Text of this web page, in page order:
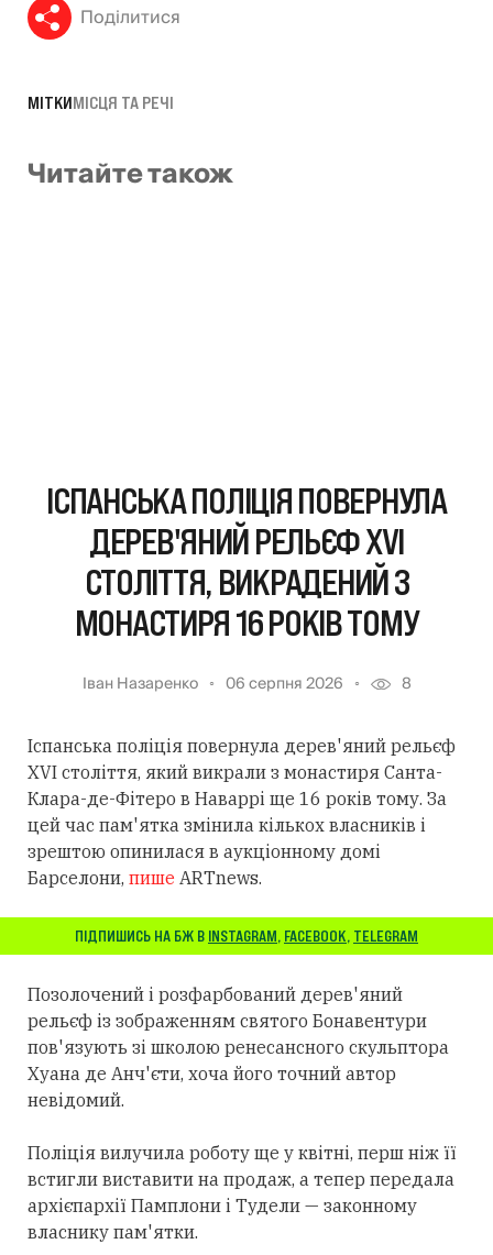
Поділитися
МІТКИМІСЦЯ ТА РЕЧІ
Читайте також
ІСПАНСЬКА ПОЛІЦІЯ ПОВЕРНУЛА
ДЕРЕВ'ЯНИЙ РЕЛЬЄФ XVI
СТОЛІТТЯ, ВИКРАДЕНИЙ З
МОНАСТИРЯ 16 РОКІВ ТОМУ
Іван Назаренко 06 серпня 2026 8
Іспанська поліція повернула дерев'яний рельєф
XVI століття, який викрали з монастиря Санта-
Клара-де-Фітеро в Наваррі ще 16 років тому. За
цей час пам'ятка змінила кількох власників і
зрештою опинилася в аукціонному домі
Барселони, пише ARTnews.
ПІДПИШИСЬ НА БЖ В INSTAGRAM, FACEBOOK, TELEGRAM
Позолочений і розфарбований дерев'яний
рельєф із зображенням святого Бонавентури
пов'язують зі школою ренесансного скульптора
Хуана де Анч'єти, хоча його точний автор
невідомий.
Поліція вилучила роботу ще у квітні, перш ніж її
встигли виставити на продаж, а тепер передала
архієпархії Памплони і Тудели — законному
власнику пам'ятки.